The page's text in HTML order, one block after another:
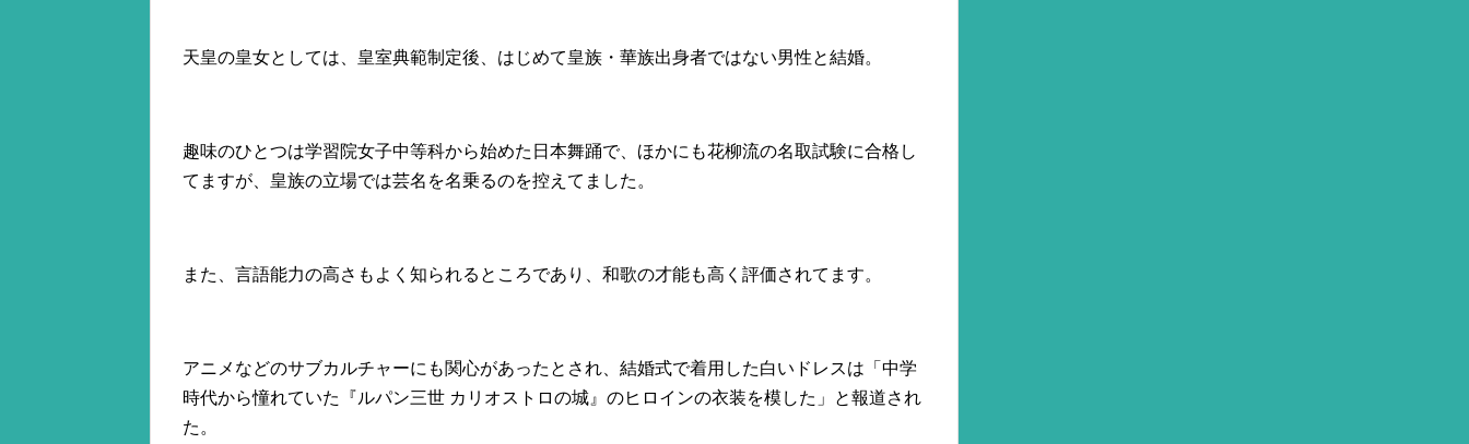
天皇の皇女としては、皇室典範制定後、はじめて皇族・華族出身者ではない男性と結婚。
趣味のひとつは学習院女子中等科から始めた日本舞踊で、ほかにも花柳流の名取試験に合格し
てますが、皇族の立場では芸名を名乗るのを控えてました。
また、言語能力の高さもよく知られるところであり、和歌の才能も高く評価されてます。
アニメなどのサブカルチャーにも関心があったとされ、結婚式で着用した白いドレスは「中学
時代から憧れていた『ルパン三世 カリオストロの城』のヒロインの衣装を模した」と報道され
た。